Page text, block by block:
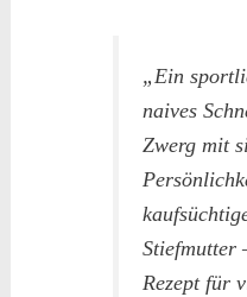
„Ein
naives
Zwerg mit
Stiefmutter
Rezept für